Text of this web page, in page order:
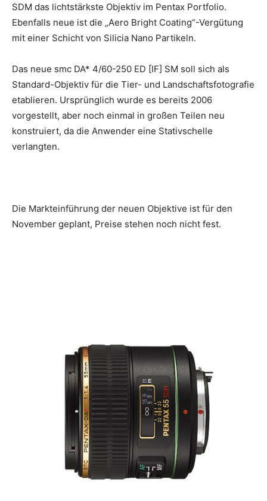
SDM das lichtstärkste Objektiv im Pentax Portfolio.
Ebenfalls neue ist die „Aero Bright Coating“-Vergütung
mit einer Schicht von Silicia Nano Partikeln.
Das neue smc DA* 4/60-250 ED [IF] SM soll sich als
Standard-Objektiv für die Tier- und Landschaftsfotografie
etablieren. Ursprünglich wurde es bereits 2006
vorgestellt, aber noch einmal in großen Teilen neu
konstruiert, da die Anwender eine Stativschelle
verlangten.
Die Markteinführung der neuen Objektive ist für den
November geplant, Preise stehen noch nicht fest.